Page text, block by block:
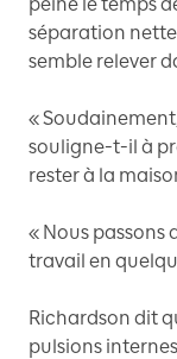
séparation
semble relever
«
souligne-t-il à
rester à la
« Nous passons
travail en
Richardson dit
pulsions